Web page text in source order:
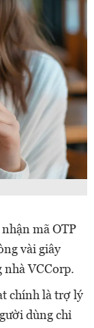
mã OTP
vài giây
nhà VCCorp.
chính là trợ lý
dùng chỉ